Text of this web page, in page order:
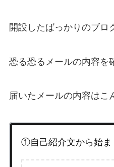
開設したばっかりのブロ
恐る恐るメールの内容を
届いたメールの内容はこ
①自己紹介文から始ま